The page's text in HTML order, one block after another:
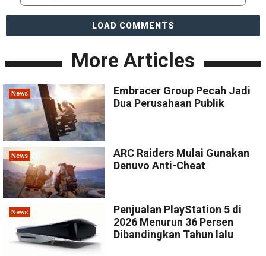
LOAD COMMENTS
More Articles
News
Embracer Group Pecah Jadi
Dua Perusahaan Publik
News
ARC Raiders Mulai Gunakan
Denuvo Anti-Cheat
News
Penjualan PlayStation 5 di
2026 Menurun 36 Persen
Dibandingkan Tahun lalu